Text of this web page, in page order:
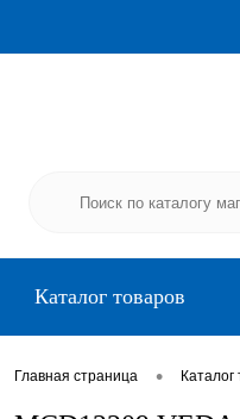
Каталог товаров
Главная страница • Каталог